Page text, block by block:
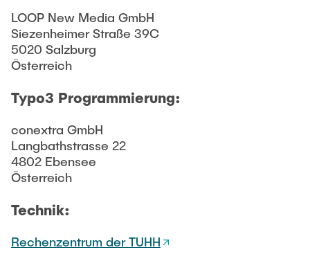
LOOP New Media GmbH
Siezenheimer Straße 39C
5020 Salzburg
Österreich
Typo3 Programmierung:
conextra GmbH
Langbathstrasse 22
4802 Ebensee
Österreich
Technik:
Rechenzentrum der TUHH